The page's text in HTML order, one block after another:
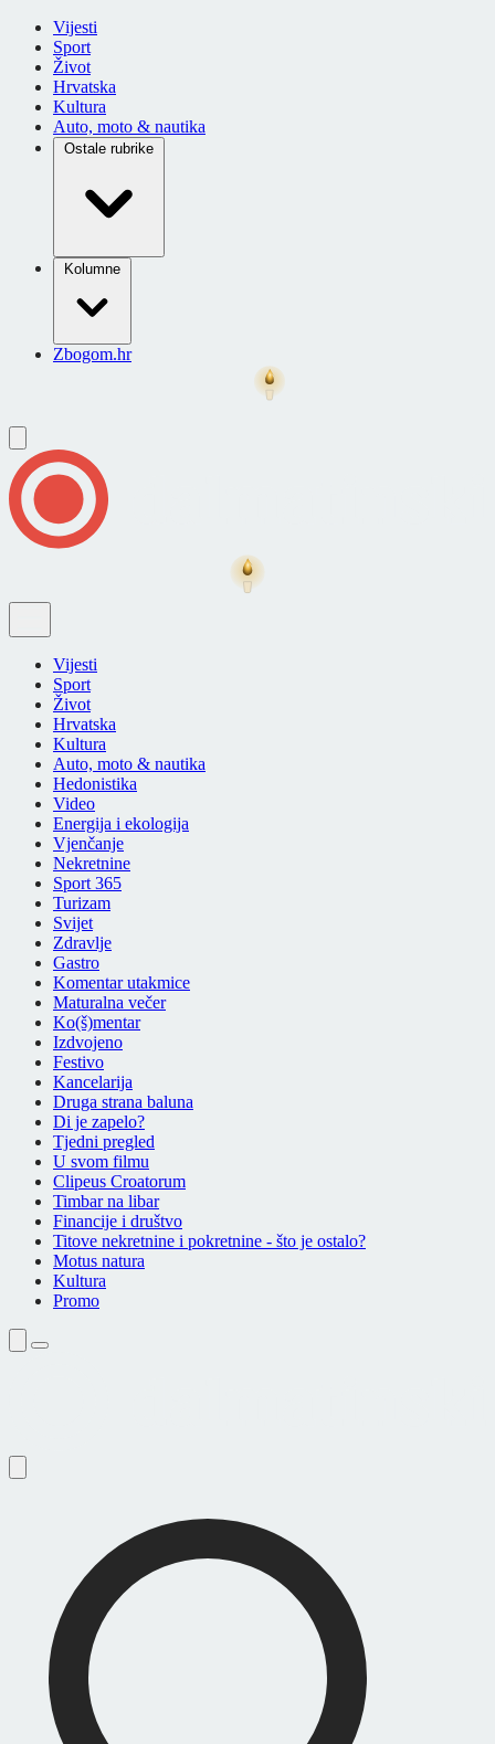
Vijesti
Sport
Život
Hrvatska
Kultura
Auto, moto & nautika
Ostale rubrike
Kolumne
Zbogom.hr
Vijesti
Sport
Život
Hrvatska
Kultura
Auto, moto & nautika
Hedonistika
Video
Energija i ekologija
Vjenčanje
Nekretnine
Sport 365
Turizam
Svijet
Zdravlje
Gastro
Komentar utakmice
Maturalna večer
Ko(š)mentar
Izdvojeno
Festivo
Kancelarija
Druga strana baluna
Di je zapelo?
Tjedni pregled
U svom filmu
Clipeus Croatorum
Timbar na libar
Financije i društvo
Titove nekretnine i pokretnine - što je ostalo?
Motus natura
Kultura
Promo